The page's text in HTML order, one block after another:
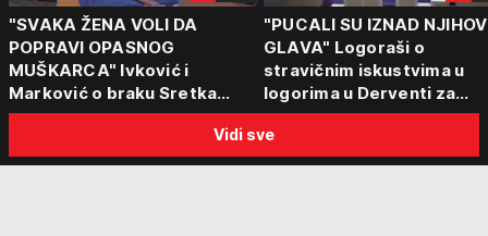
"SVAKA ŽENA VOLI DA
POPRAVI OPASNOG
MUŠKARCA" Ivković i
Marković o braku Sretka
Kalinića i fenomenu žena koje
biraju kriminalce: "Neće sa
nekim ko nema para"
"PUCALI SU IZNAD
GLAVA" Logoraši o
stravičnim iskustvima u
logorima u Derventi za
emisiju "Puls Srbije
"Tada je počela velika
tortura..."
Vidi sve